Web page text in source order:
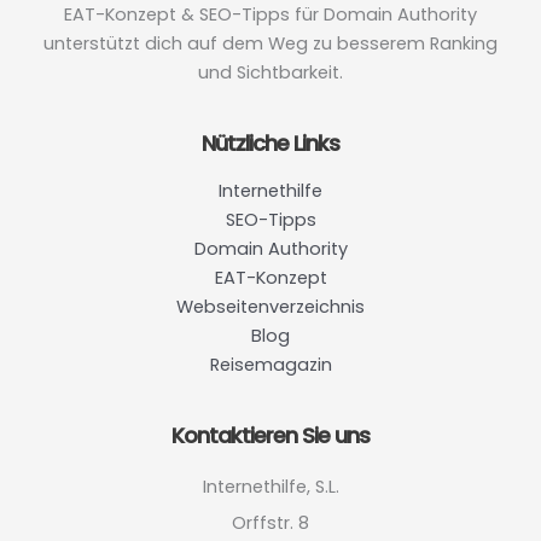
EAT-Konzept & SEO-Tipps für Domain Authority
unterstützt dich auf dem Weg zu besserem Ranking
und Sichtbarkeit.
Nützliche Links
Internethilfe
SEO-Tipps
Domain Authority
EAT-Konzept
Webseitenverzeichnis
Blog
Reisemagazin
Kontaktieren Sie uns
Internethilfe, S.L.
Orffstr. 8